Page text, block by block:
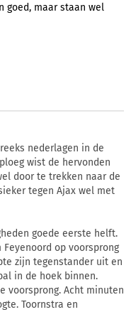
goed, maar staan wel
nederlagen in de
wist de hervonden
door te trekken naar de
tegen Ajax wel met
goede eerste helft.
op voorsprong
zijn tegenstander uit en
in de hoek binnen.
voorsprong. Acht minuten
Toornstra en